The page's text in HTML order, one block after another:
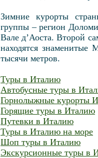
Зимние курорты
группы – регион
Вале д’Аоста. Второй
находятся
тысячи метров.
Туры в Италию
Автобусные туры в
Горнолыжные курорты
Горящие туры в Италию
Путевки в Италию
Туры в Италию на море
Шоп туры в Италию
Экскурсионные туры в